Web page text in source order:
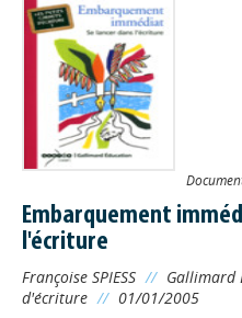
Embarquement
l'écriture
Françoise SPIESS // Gallimard
d'écriture // 01/01/2005